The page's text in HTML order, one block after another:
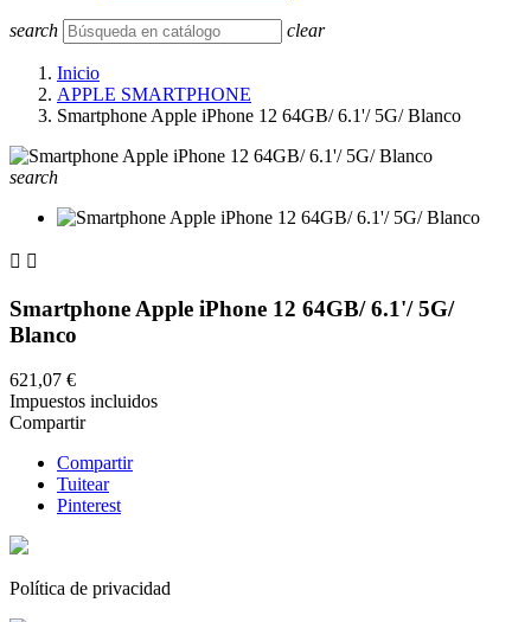
search clear
Inicio
APPLE SMARTPHONE
Smartphone Apple iPhone 12 64GB/ 6.1'/ 5G/ Blanco
search
 
Smartphone Apple iPhone 12 64GB/ 6.1'/ 5G/
Blanco
621,07 €
Impuestos incluidos
Compartir
Compartir
Tuitear
Pinterest
Política de privacidad